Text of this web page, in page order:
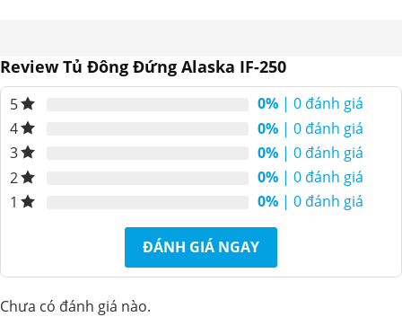
Review Tủ Đông Đứng Alaska IF-250
5 0% | 0 đánh giá
4
0% | 0 đánh giá
3
0% | 0 đánh giá
2
0% | 0 đánh giá
1
0% | 0 đánh giá
ĐÁNH GIÁ NGAY
Chưa có đánh giá nào.